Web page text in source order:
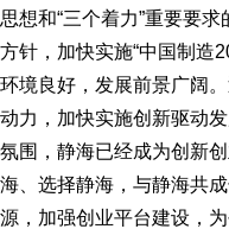
思想和“三个着力”重要要
方针，加快实施“中国制造
环境良好，发展前景广阔
动力，加快实施创新驱动
氛围，静海已经成为创新
海、选择静海，与静海共
源，加强创业平台建设，